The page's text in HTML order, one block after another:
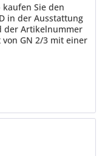
kaufen Sie den
in der Ausstattung
der Artikelnummer
von GN 2/3 mit einer